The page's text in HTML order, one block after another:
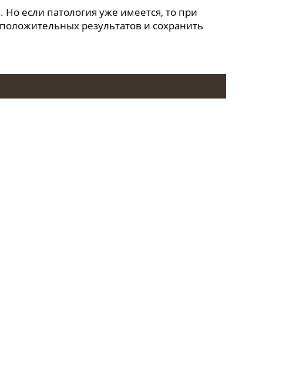
если патология уже имеется, то при
результатов и сохранить